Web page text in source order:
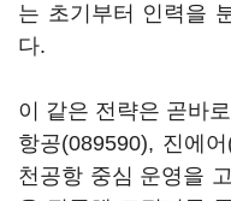
는 초기부터 인력을
다.
이 같은 전략은 곧바
항공(089590), 진에
천공항 중심 운영을